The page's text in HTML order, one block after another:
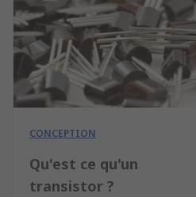
CONCEPTION
Qu'est ce qu'un
transistor ?